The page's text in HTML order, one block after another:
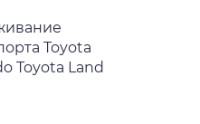
Toyota
Toyota Land